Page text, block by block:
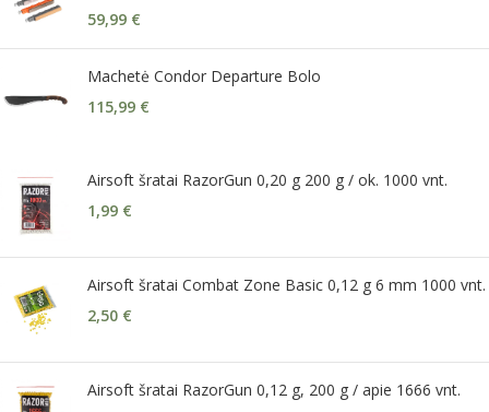
59,99 €
Machetė Condor Departure Bolo
115,99 €
Airsoft šratai RazorGun 0,20 g 200 g / ok. 1000 vnt.
1,99 €
Airsoft šratai Combat Zone Basic 0,12 g 6 mm 1000 vnt.
2,50 €
Airsoft šratai RazorGun 0,12 g, 200 g / apie 1666 vnt.